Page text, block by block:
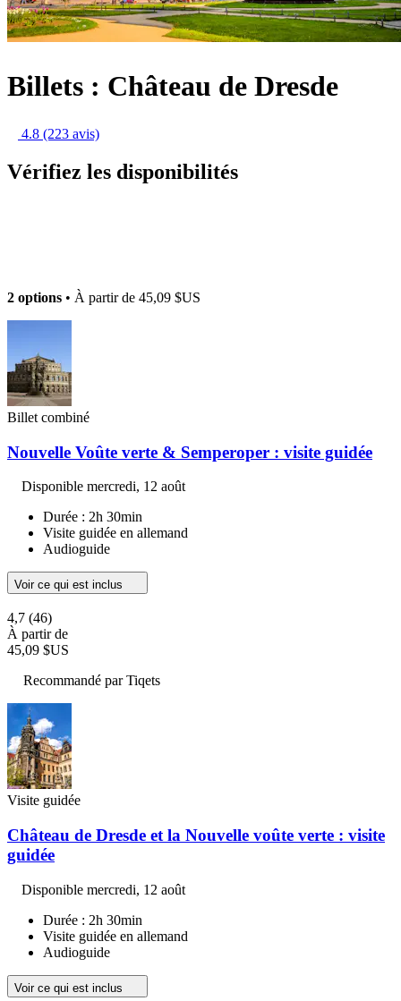
Billets : Château de Dresde
4.8 (223 avis)
Vérifiez les disponibilités
2 options • À partir de 45,09 $US
Billet combiné
Nouvelle Voûte verte & Semperoper : visite guidée
Disponible mercredi, 12 août
Durée : 2h 30min
Visite guidée en allemand
Audioguide
Voir ce qui est inclus
4,7 (46)
À partir de
45,09 $US
Recommandé par Tiqets
Visite guidée
Château de Dresde et la Nouvelle voûte verte : visite
guidée
Disponible mercredi, 12 août
Durée : 2h 30min
Visite guidée en allemand
Audioguide
Voir ce qui est inclus